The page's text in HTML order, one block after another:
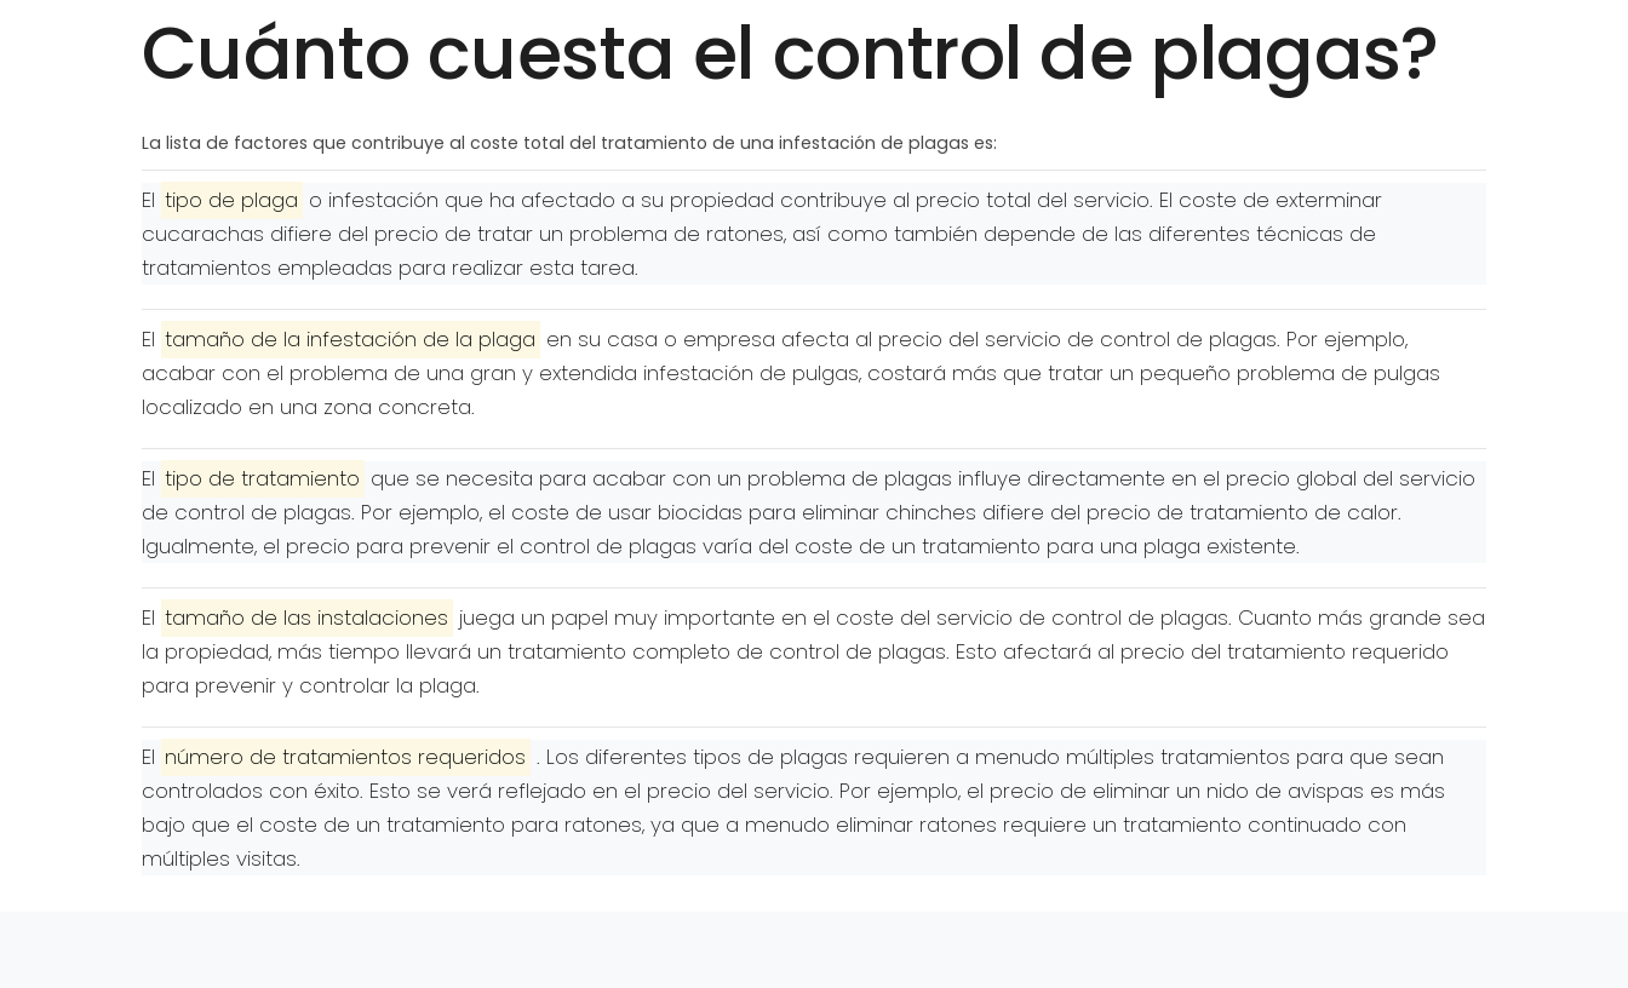
Cuánto cuesta el control de plagas?
La lista de factores que contribuye al coste total del tratamiento de una infestación de plagas es:
El tipo de plaga o infestación que ha afectado a su propiedad contribuye al precio total del servicio. El coste de exterminar
cucarachas difiere del precio de tratar un problema de ratones, así como también depende de las diferentes técnicas de
tratamientos empleadas para realizar esta tarea.
El tamaño de la infestación de la plaga en su casa o empresa afecta al precio del servicio de control de plagas. Por ejemplo,
acabar con el problema de una gran y extendida infestación de pulgas, costará más que tratar un pequeño problema de pulgas
localizado en una zona concreta.
El tipo de tratamiento que se necesita para acabar con un problema de plagas influye directamente en el precio global del servicio
de control de plagas. Por ejemplo, el coste de usar biocidas para eliminar chinches difiere del precio de tratamiento de calor.
Igualmente, el precio para prevenir el control de plagas varía del coste de un tratamiento para una plaga existente.
El tamaño de las instalaciones juega un papel muy importante en el coste del servicio de control de plagas. Cuanto más grande sea
la propiedad, más tiempo llevará un tratamiento completo de control de plagas. Esto afectará al precio del tratamiento requerido
para prevenir y controlar la plaga.
El número de tratamientos requeridos . Los diferentes tipos de plagas requieren a menudo múltiples tratamientos para que sean
controlados con éxito. Esto se verá reflejado en el precio del servicio. Por ejemplo, el precio de eliminar un nido de avispas es más
bajo que el coste de un tratamiento para ratones, ya que a menudo eliminar ratones requiere un tratamiento continuado con
múltiples visitas.